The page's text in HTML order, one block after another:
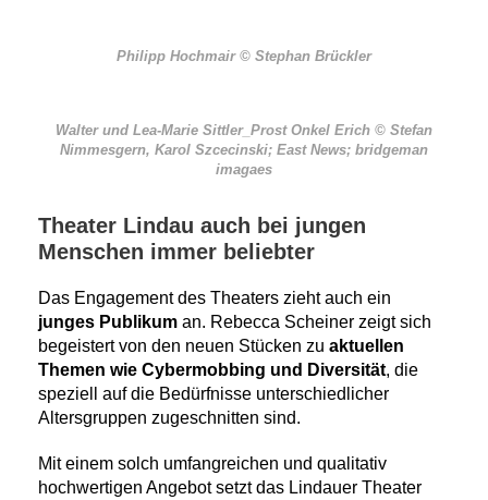
Philipp Hochmair © Stephan Brückler
Walter und Lea-Marie Sittler_Prost Onkel Erich © Stefan
Nimmesgern, Karol Szcecinski; East News; bridgeman
imagaes
Theater Lindau auch bei jungen
Menschen immer beliebter
Das Engagement des Theaters zieht auch ein
junges Publikum an. Rebecca Scheiner zeigt sich
begeistert von den neuen Stücken zu aktuellen
Themen wie Cybermobbing und Diversität, die
speziell auf die Bedürfnisse unterschiedlicher
Altersgruppen zugeschnitten sind.
Mit einem solch umfangreichen und qualitativ
hochwertigen Angebot setzt das Lindauer Theater